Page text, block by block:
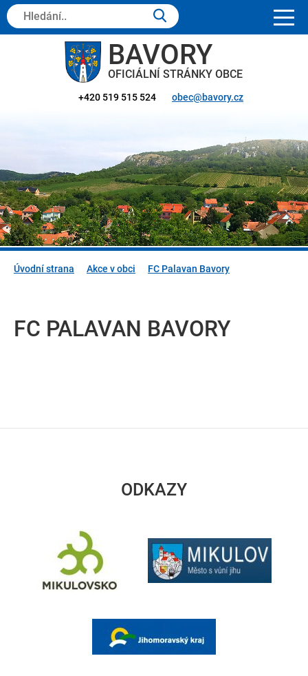
BAVORY
OFICIÁLNÍ STRÁNKY OBCE
+420 519 515 524 obec@bavory.cz
Hledaný
text:
Úvodní strana Akce v obci FC Palavan Bavory
FC PALAVAN BAVORY
ODKAZY